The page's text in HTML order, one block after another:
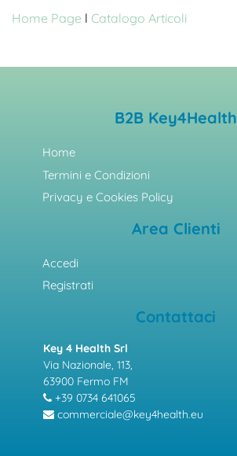
Home Page l Catalogo Articoli
B2B Key4Health
Home
Termini e Condizioni
Privacy e Cookies Policy
Area Clienti
Accedi
Registrati
Contattaci
Key 4 Health Srl
Via Nazionale, 113,
63900 Fermo FM
+39 0734 641065
commerciale@key4health.eu